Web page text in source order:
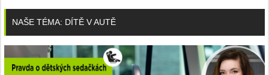
NAŠE TÉMA: DÍTĚ V AUTĚ